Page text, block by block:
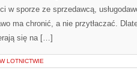
w sporze ze sprzedawcą,
ma chronić, a nie przytłaczać.
się na […]
LOTNICTWIE